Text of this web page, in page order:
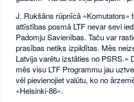
J. Rukšāns rūpnīcā «Komutators»
attīstības posmā LTF nevar sevi
Padomju Savienības. Taču var
prasības netiks izpildītas. Mēs
Latvija varētu izstāties no PSRS.»
mēs visu LTF Programmu jau
vēl pievienojiet valūtu, ko no
«Helsinki-86».